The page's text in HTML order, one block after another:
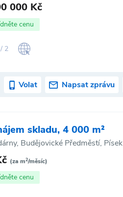
000 Kč
cenu
2
Volat Napsat zprávu
skladu, 4 000 m²
Budějovické Předměstí, Písek
(za m2/měsíc)
cenu